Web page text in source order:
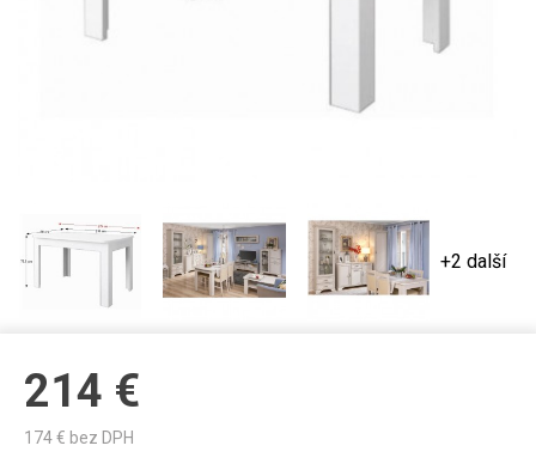
+2 další
214 €
174€ bez DPH